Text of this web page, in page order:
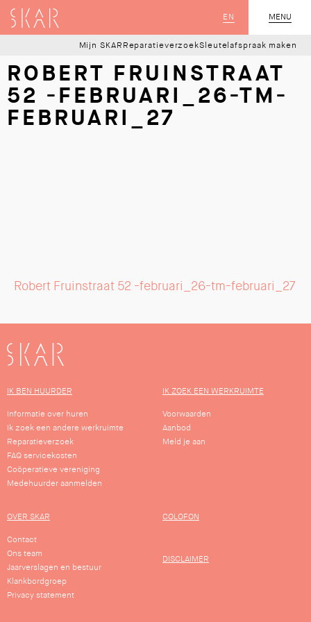
MENU
SLUIT
EN
SKAR
Mijn SKAR ReparatieverzoekSleutelafspraak maken
ROBERT FRUINSTRAAT
52 -FEBRUARI_26-TM-
FEBRUARI_27
Robert Fruinstraat 52 -februari_26-tm-februari_27
SKAR
IK BEN HUURDER
Informatie over huren
Ik zoek een andere werkruimte
Reparatieverzoek
FAQ servicekosten
Coöperatieve vereniging
Medehuurder aanmelden
IK ZOEK EEN WERKRUIMTE
Voorwaarden
Aanbod
Meld je aan
OVER SKAR
Contact
Ons team
Jaarverslagen en bestuur
Klankbordgroep
Privacy statement
COLOFON
DISCLAIMER